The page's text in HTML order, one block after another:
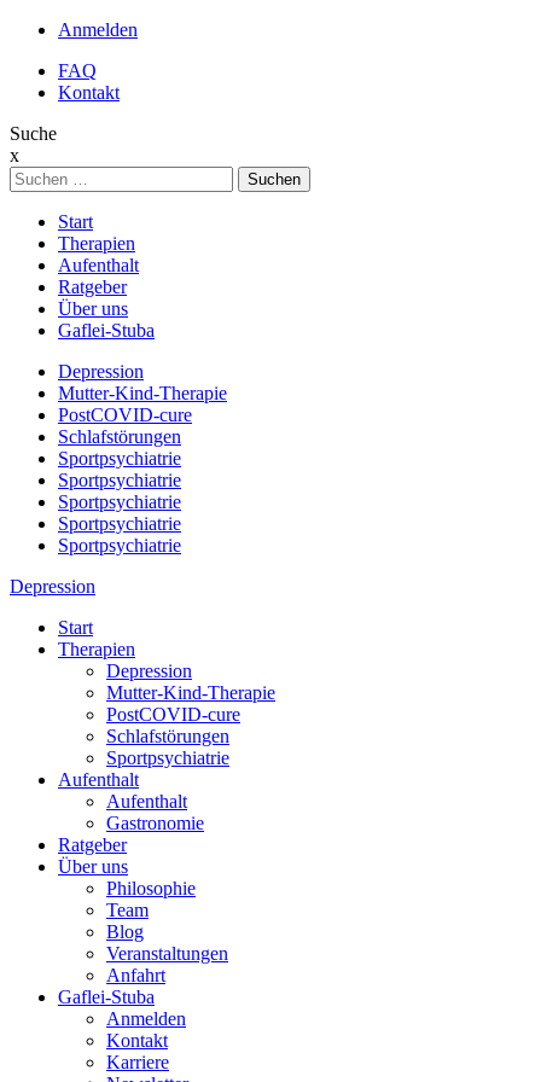
Anmelden
FAQ
Kontakt
Suche
x
Suche
nach:
Start
Therapien
Aufenthalt
Ratgeber
Über uns
Gaflei-Stuba
Depression
Mutter-Kind-Therapie
PostCOVID-cure
Schlafstörungen
Sportpsychiatrie
Sportpsychiatrie
Sportpsychiatrie
Sportpsychiatrie
Sportpsychiatrie
Depression
Start
Therapien
Depression
Mutter-Kind-Therapie
PostCOVID-cure
Schlafstörungen
Sportpsychiatrie
Aufenthalt
Aufenthalt
Gastronomie
Ratgeber
Über uns
Philosophie
Team
Blog
Veranstaltungen
Anfahrt
Gaflei-Stuba
Anmelden
Kontakt
Karriere